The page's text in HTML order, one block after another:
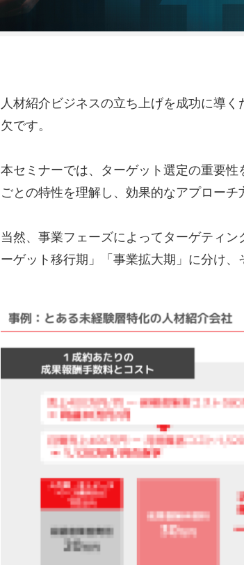
人材紹介ビジネスの立ち上げを成功に導
欠です。
本セミナーでは、ターゲット選定の重要
ごとの特性を理解し、効果的なアプローチ
当然、事業フェーズによってターゲティ
ーゲット移行期」「事業拡大期」に分け